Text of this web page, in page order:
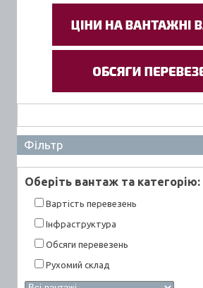
Фільтр
Оберiть вантаж та категорiю:
Вартiсть перевезень
Інфраструктура
Обсяги перевезень
Рухомий склад